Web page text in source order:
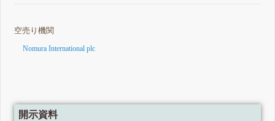
空売り機関
Nomura International plc
開示資料